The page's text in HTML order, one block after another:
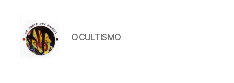
OCULTISMO